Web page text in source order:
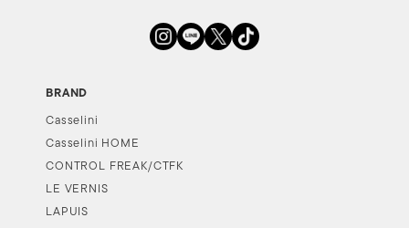
BRAND
Casselini
Casselini HOME
CONTROL FREAK/CTFK
LE VERNIS
LAPUIS